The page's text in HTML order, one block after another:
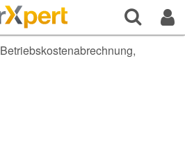
Betriebskostenabrechnung,